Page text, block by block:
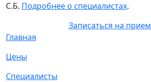
С.Б. Подробнее о специалистах.
Записаться на прием
Главная
Цены
Специалисты